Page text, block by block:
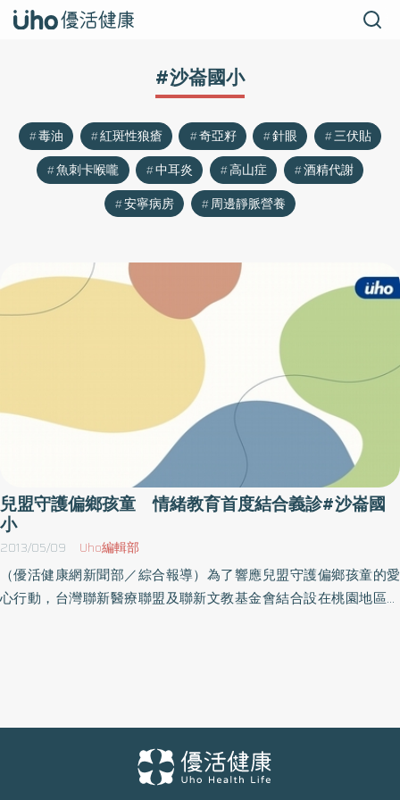
#沙崙國小
毒油 紅斑性狼瘡 奇亞籽 針眼
三伏貼
魚刺卡喉嚨
中耳炎 高山症
酒精代謝
安寧病房
周邊靜脈營養
兒盟守護偏鄉孩童 情緒教育首度結合義診#沙崙國
小
2013/05/09 Uho編輯部
（優活健康網新聞部／綜合報導）為了響應兒盟守護偏鄉孩童的愛
心行動，台灣聯新醫療聯盟及聯新文教基金會結合設在桃園地區的
結合聯新醫療聯盟的團隊透為桃園縣沙崙國小一百多名學童進行義
診。壢新醫院小兒科主治醫師梁珮瑄表示，孩童在春夏交替之際，